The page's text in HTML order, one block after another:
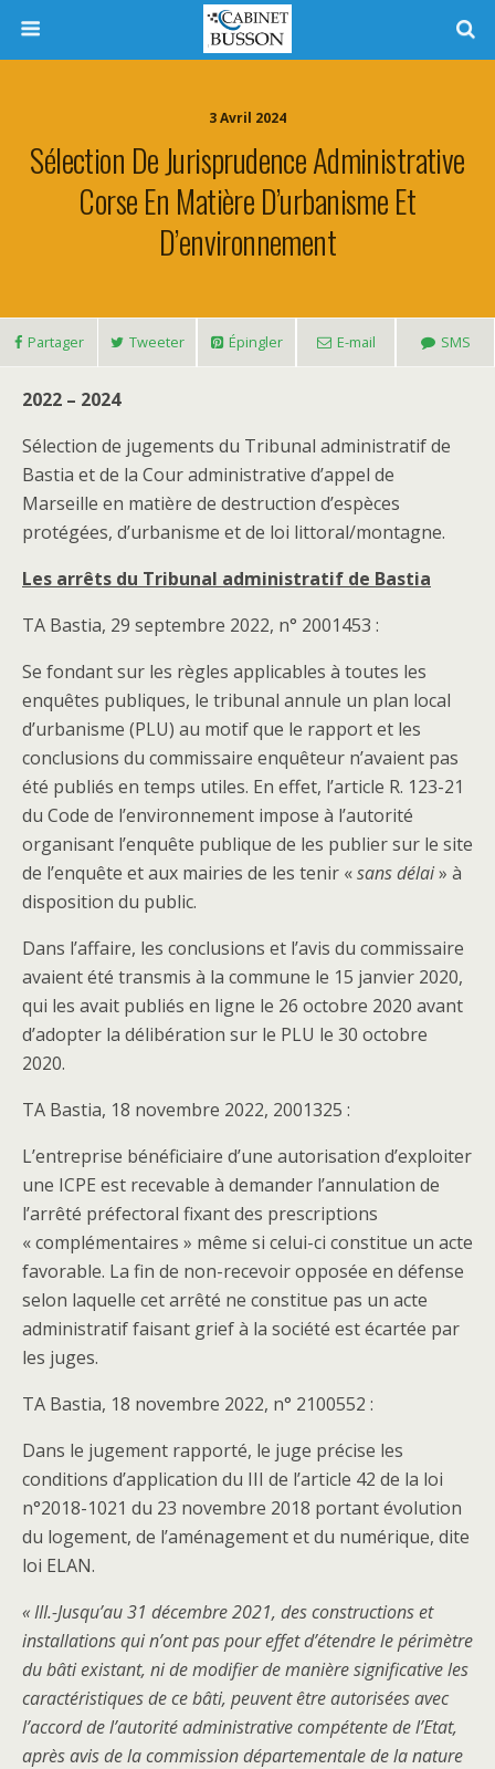
3 Avril 2024
Sélection De Jurisprudence Administrative
Corse En Matière D’urbanisme Et
D’environnement
Partager Tweeter Épingler E-mail SMS
2022 – 2024
Sélection de jugements du Tribunal administratif de
Bastia et de la Cour administrative d’appel de
Marseille en matière de destruction d’espèces
protégées, d’urbanisme et de loi littoral/montagne.
Les arrêts du Tribunal administratif de Bastia
TA Bastia, 29 septembre 2022, n° 2001453 :
Se fondant sur les règles applicables à toutes les
enquêtes publiques, le tribunal annule un plan local
d’urbanisme (PLU) au motif que le rapport et les
conclusions du commissaire enquêteur n’avaient pas
été publiés en temps utiles. En effet, l’article R. 123-21
du Code de l’environnement impose à l’autorité
organisant l’enquête publique de les publier sur le site
de l’enquête et aux mairies de les tenir «sans délai» à
disposition du public.
Dans l’affaire, les conclusions et l’avis du commissaire
avaient été transmis à la commune le 15 janvier 2020,
qui les avait publiés en ligne le 26 octobre 2020 avant
d’adopter la délibération sur le PLU le 30 octobre
2020.
TA Bastia, 18 novembre 2022, 2001325 :
L’entreprise bénéficiaire d’une autorisation d’exploiter
une ICPE est recevable à demander l’annulation de
l’arrêté préfectoral fixant des prescriptions
« complémentaires » même si celui-ci constitue un acte
favorable. La fin de non-recevoir opposée en défense
selon laquelle cet arrêté ne constitue pas un acte
administratif faisant grief à la société est écartée par
les juges.
TA Bastia, 18 novembre 2022, n° 2100552 :
Dans le jugement rapporté, le juge précise les
conditions d’application du III de l’article 42 de la loi
n°2018-1021 du 23 novembre 2018 portant évolution
du logement, de l’aménagement et du numérique, dite
loi ELAN.
« III.-Jusqu’au 31 décembre 2021, des constructions et
installations qui n’ont pas pour effet d’étendre le périmètre
du bâti existant, ni de modifier de manière significative les
caractéristiques de ce bâti, peuvent être autorisées avec
l’accord de l’autorité administrative compétente de l’Etat,
après avis de la commission départementale de la nature